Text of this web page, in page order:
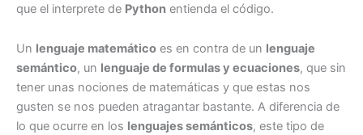
que el interprete de Python entienda el código.
Un lenguaje matemático es en contra de un lenguaje
semántico, un lenguaje de formulas y ecuaciones, que sin
tener unas nociones de matemáticas y que estas nos
gusten se nos pueden atragantar bastante. A diferencia de
lo que ocurre en los lenguajes semánticos, este tipo de